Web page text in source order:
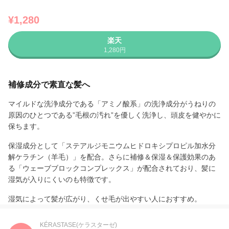
¥1,280
楽天
1,280円
補修成分で素直な髪へ
マイルドな洗浄成分である「アミノ酸系」の洗浄成分がうねりの
原因のひとつである”毛根の汚れ”を優しく洗浄し、頭皮を健やかに
保ちます。
保湿成分として「ステアルジモニウムヒドロキシプロピル加水分
解ケラチン（羊毛）」を配合。さらに補修＆保湿＆保護効果のあ
る「ウェーブブロックコンプレックス」が配合されており、髪に
湿気が入りにくいのも特徴です。
湿気によって髪が広がり、くせ毛が出やすい人におすすめ。
KÉRASTASE(ケラスターゼ)